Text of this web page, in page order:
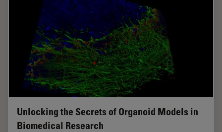
Unlocking the Secrets of Organoid Models in
Biomedical Research